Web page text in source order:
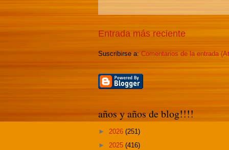
Entrada más reciente
Suscribirse a: Comentarios de la entrada
años y años de blog!!!!
► 2026 (251)
► 2025 (416)